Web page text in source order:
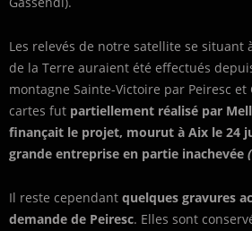
Les relevés de notre satellite se situant
de la Terre auraient été effectués
montagne Sainte-Victoire par Peiresc et
cartes fut partiellement réalisé par
finançait le projet, mourut à Aix le 24
grande entreprise en partie inachevée
Il reste cependant quelques gravures
demande de Peiresc. Elles sont